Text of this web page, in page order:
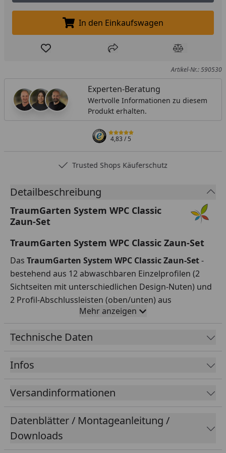
In den Einkaufswagen legen
In den Einkaufswagen
Produkt zur Wunschliste hinzufügen
Teilen Produkt
Artikel-Nr.: 590530
Experten-Beratung
Wertvolle Informationen zu diesem
Produkt erhalten.
4,83/ 5
Trusted Shops Käuferschutz
Detailbeschreibung
TraumGarten System WPC Classic
Zaun-Set
TraumGarten System WPC Classic Zaun-Set
Das TraumGarten System WPC Classic Zaun-Set-
bestehend aus 12 abwaschbaren Einzelprofilen (2
Sichtseiten mit unterschiedlichen Design-Nuten) und
2 Profil-Abschlussleisten (oben/unten) aus
Maße BxHxT: 1780 mm x 1830 x 20 mm
Profile:WPC, gebürstet - Nut-Feder-Profile 20 x 150
mm, einseitig genutet
Farben der Profile:Anthrazit, Mandel, Sand, Grau
Farben der Abschlussleisten oben + unten
Anthrazit (ähnlich RAL 7015), Silber (ähnlich RAL 9023)
Abschlussleisten:Aluminium, pulverbeschichtet
(Unteres Profil 20 x 30 mm, oberes Profil 25 x 30 mm)
Bei naturfaserverstärkten Holzwerkstoffen wie WPC
Mehr anzeigen
Technische Daten
Infos
Versandinformationen
Datenblätter / Montageanleitung /
Downloads